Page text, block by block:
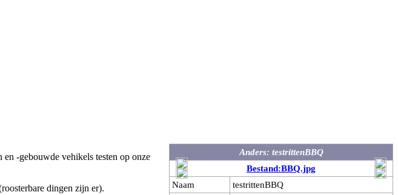
Anders: testrittenBBQ
Bestand:BBQ.jpg
Naam
testrittenBBQ
-gebouwde vehikels testen op onze
dingen zijn er).